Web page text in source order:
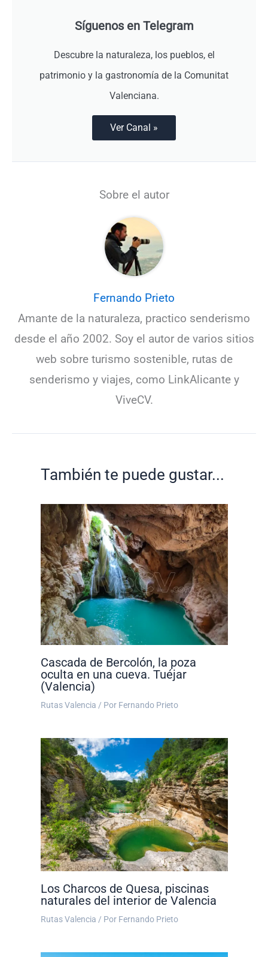
Síguenos en Telegram
Descubre la naturaleza, los pueblos, el
patrimonio y la gastronomía de la Comunitat
Valenciana.
Ver Canal »
Sobre el autor
Fernando Prieto
Amante de la naturaleza, practico senderismo
desde el año 2002. Soy el autor de varios sitios
web sobre turismo sostenible, rutas de
senderismo y viajes, como LinkAlicante y
ViveCV.
También te puede gustar...
Cascada de Bercolón, la poza
oculta en una cueva. Tuéjar
(Valencia)
Rutas Valencia / Por Fernando Prieto
Los Charcos de Quesa, piscinas
naturales del interior de Valencia
Rutas Valencia / Por Fernando Prieto